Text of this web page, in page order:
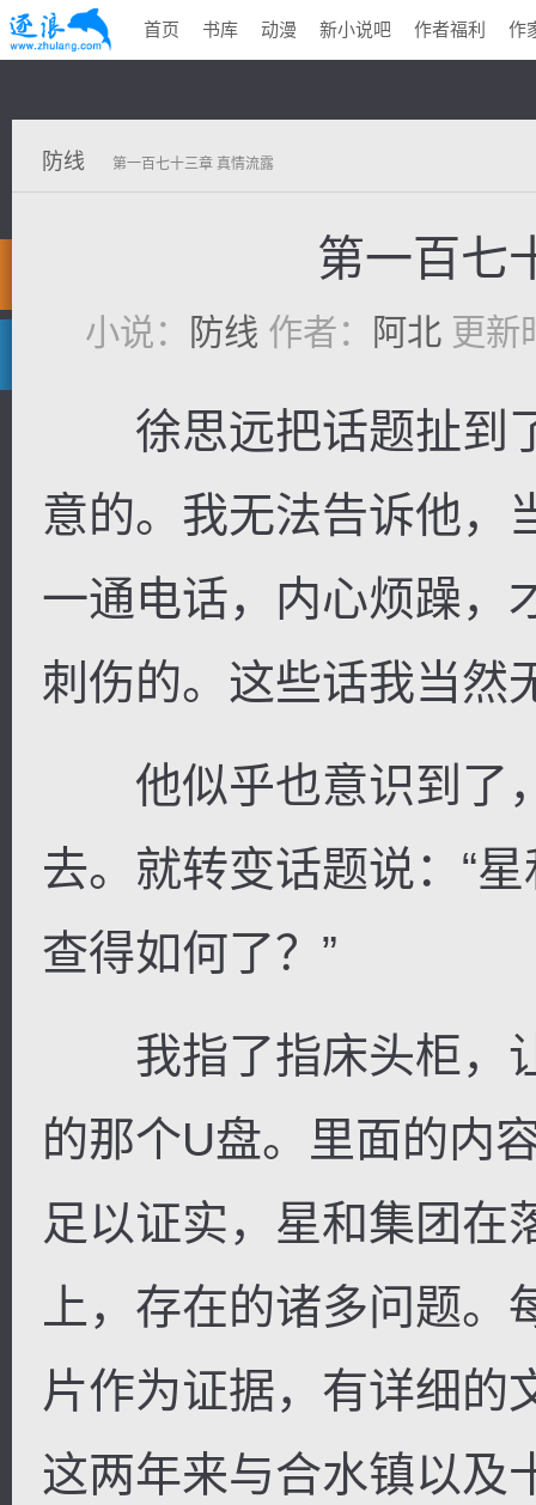
首页 书库 动漫 新小说吧 作者福利 作
防线 第一百七十三章 真情流露
第一百七
小说： 防线 作者： 阿北 更新
徐思远把话题扯到
意的。我无法告诉他，
一通电话，内心烦躁，
刺伤的。这些话我当然
他似乎也意识到了
去。就转变话题说：“
查得如何了？”
我指了指床头柜，
的那个U盘。里面的内
足以证实，星和集团在
上，存在的诸多问题
片作为证据，有详细的
这两年来与合水镇以及